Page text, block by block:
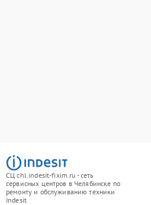
СЦ chl.indesit-fixim.ru - сеть
сервисных центров в Челябинске по
ремонту и обслуживанию техники
Indesit